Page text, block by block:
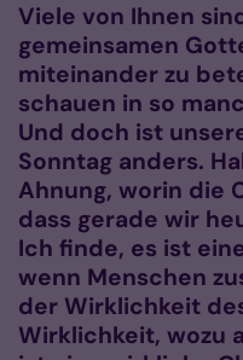
Viele von Ihnen
gemeinsamen
miteinander zu
schauen in so
Und doch ist
Sonntag anders.
Ahnung, worin die
dass gerade wir
Ich finde, es ist
wenn Menschen
der Wirklichkeit
Wirklichkeit, wozu